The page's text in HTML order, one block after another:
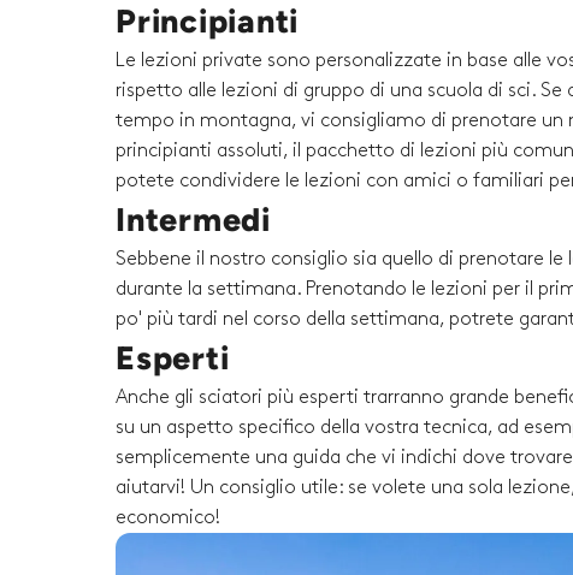
Principianti
Le lezioni private sono personalizzate in base alle
rispetto alle lezioni di gruppo di una scuola di sci.
tempo in montagna, vi consigliamo di prenotare un
principianti assoluti, il pacchetto di lezioni più
potete condividere le lezioni con amici o familiari
Intermedi
Sebbene il nostro consiglio sia quello di prenotare
durante la settimana. Prenotando le lezioni per il
po' più tardi nel corso della settimana, potrete
Esperti
Anche gli sciatori più esperti trarranno grande
su un aspetto specifico della vostra tecnica, ad
semplicemente una guida che vi indichi dove
aiutarvi! Un consiglio utile: se volete una sola
economico!